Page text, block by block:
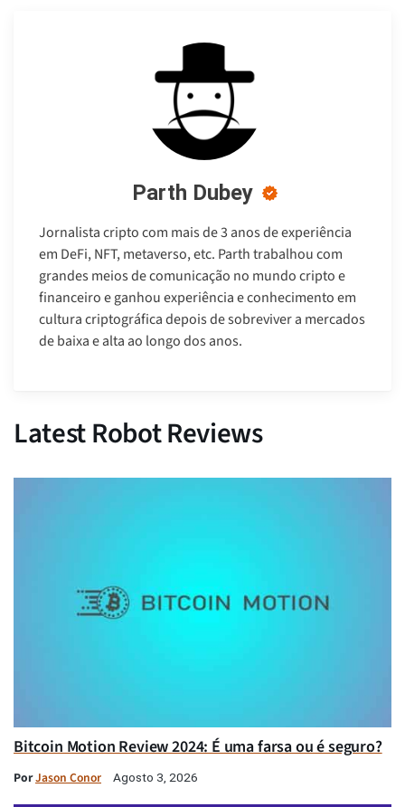
Parth Dubey
Jornalista cripto com mais de 3 anos de experiência
em DeFi, NFT, metaverso, etc. Parth trabalhou com
grandes meios de comunicação no mundo cripto e
financeiro e ganhou experiência e conhecimento em
cultura criptográfica depois de sobreviver a mercados
de baixa e alta ao longo dos anos.
Latest Robot Reviews
Bitcoin Motion Review 2024: É uma farsa ou é seguro?
PorJason Conor Agosto 3, 2026